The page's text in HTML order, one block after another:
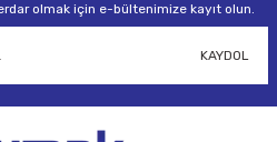
olmak için e-bültenimize kayıt olun.
KAYDOL